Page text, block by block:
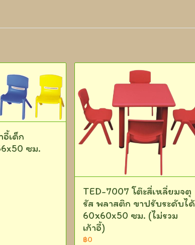
อี้เด็ก
ซม.
TED-7007 โต๊ะสี่เหลี่ยมจตุ
รัส พลาสติก ขาปรับระดับได้
60x60x50 ซม. (ไม่รวม
เก้าอี้)
฿0